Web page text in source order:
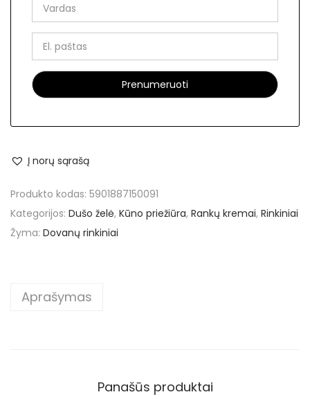
Į norų sąrašą
Produkto kodas: 5901887150091
Kategorijos: Dušo želė, Kūno priežiūra, Rankų kremai, Rinkiniai
Žyma: Dovanų rinkiniai
Aprašymas
Panašūs produktai